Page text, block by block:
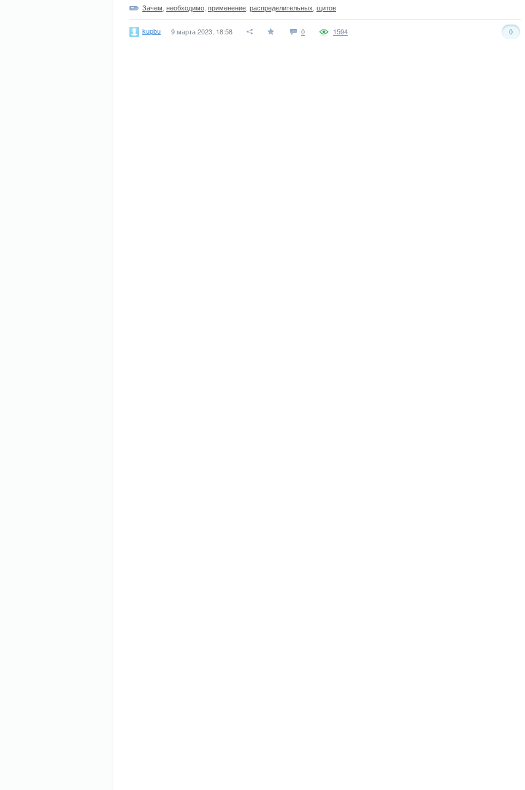
Зачем необходимо применение распределительных щитов
kupbu 9 марта 2023, 18:58 0 0
1594